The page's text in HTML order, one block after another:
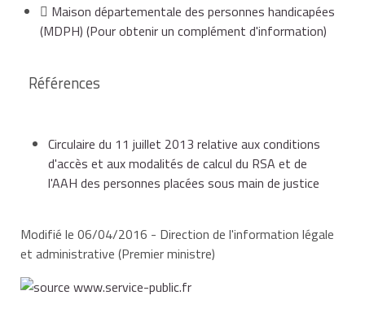
Maison départementale des personnes handicapées
(MDPH) (Pour obtenir un complément d'information)
Références
Circulaire du 11 juillet 2013 relative aux conditions
d'accès et aux modalités de calcul du RSA et de
l'AAH des personnes placées sous main de justice
Modifié le 06/04/2016 - Direction de l'information légale
et administrative (Premier ministre)